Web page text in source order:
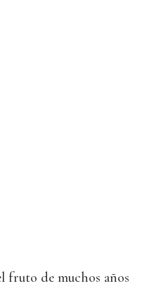
fruto de muchos años